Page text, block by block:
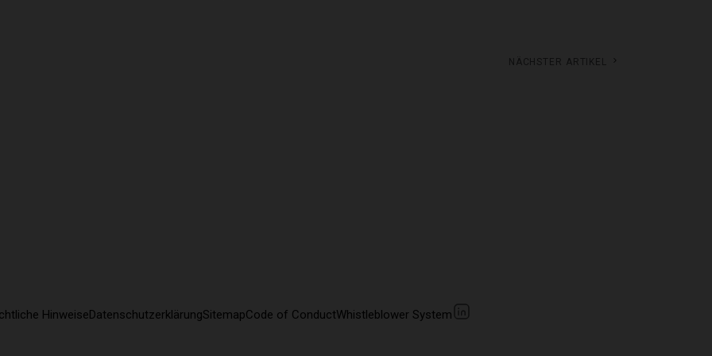
Nächster Artikel
HinweiseDatenschutzerklärungSitemapCode of ConductWhistleblower System